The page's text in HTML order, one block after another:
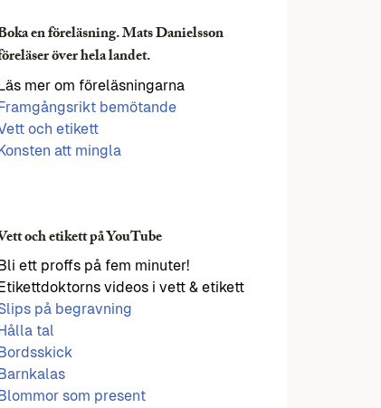
en föreläsning. Mats Danielsson
över hela landet.
mer om föreläsningarna
bemötande
och etikett
att mingla
och etikett på YouTube
Bli ett proffs på fem minuter!
Etikettdoktorns videos i vett & etikett
på begravning
Hålla tal
Bordsskick
Barnkalas
Blommor som present